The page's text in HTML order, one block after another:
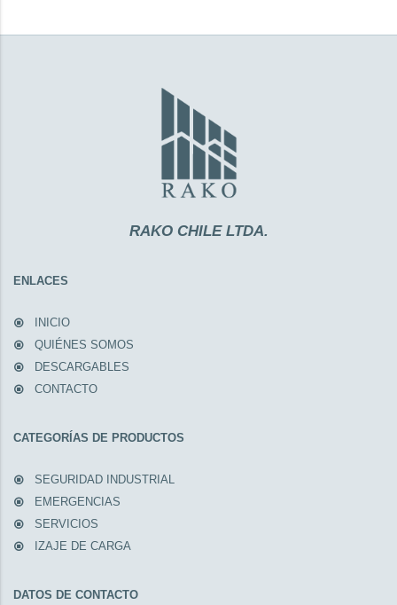
RAKO CHILE LTDA.
ENLACES
INICIO
QUIÉNES SOMOS
DESCARGABLES
CONTACTO
CATEGORÍAS DE PRODUCTOS
SEGURIDAD INDUSTRIAL
EMERGENCIAS
SERVICIOS
IZAJE DE CARGA
DATOS DE CONTACTO